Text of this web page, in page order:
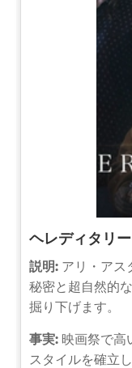
ヘレディタリ
説明: アリ・アス
秘密と超自然的
掘り下げます。
事実: 映画祭で高
スタイルを確立し